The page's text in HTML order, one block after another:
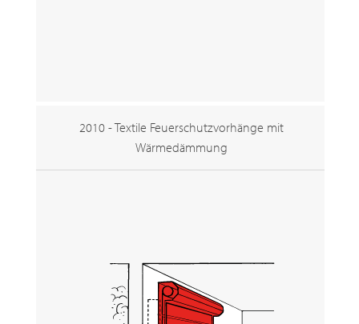
2010 - Textile Feuerschutzvorhänge mit
Wärmedämmung